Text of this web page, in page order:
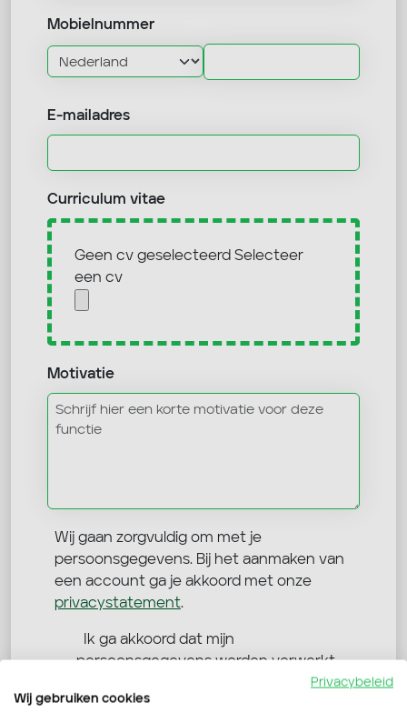
Mobielnummer
E-mailadres
Curriculum vitae
Geen cv geselecteerd Selecteer
een cv
Motivatie
Wij gaan zorgvuldig om met je
persoonsgegevens. Bij het aanmaken van
een account ga je akkoord met onze
privacystatement.
Ik ga akkoord dat mijn
persoonsgegevens worden verwerkt
Verdo Werkt mag mij benaderen viaPrivacybeleid
Wij gebruiken cookies